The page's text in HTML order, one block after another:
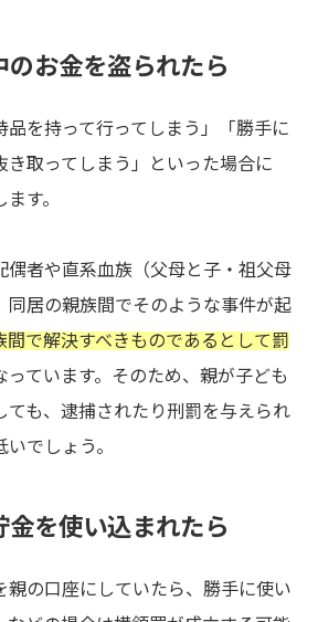
のお金を盗られたら
品を持って行ってしまう」「勝手に
取ってしまう」といった場合に
す。
偶者や直系血族（父母と子・祖父母
同居の親族間でそのような事件が起
間で解決すべきものであるとして罰
っています。そのため、親が子ども
ても、逮捕されたり刑罰を与えられ
でしょう。
金を使い込まれたら
親の口座にしていたら、勝手に使い